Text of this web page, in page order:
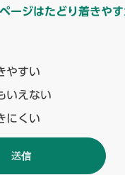
ージはたどり着きや
やすい
いえない
にくい